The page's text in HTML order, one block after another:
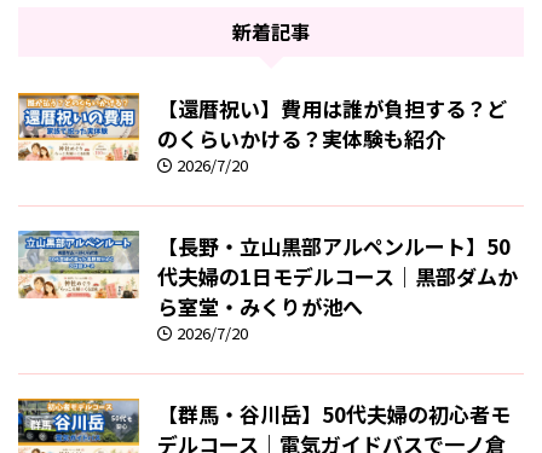
新着記事
【還暦祝い】費用は誰が負担する？ど
のくらいかける？実体験も紹介
2026/7/20
【長野・立山黒部アルペンルート】50
代夫婦の1日モデルコース｜黒部ダムか
ら室堂・みくりが池へ
2026/7/20
【群馬・谷川岳】50代夫婦の初心者モ
デルコース｜電気ガイドバスで一ノ倉